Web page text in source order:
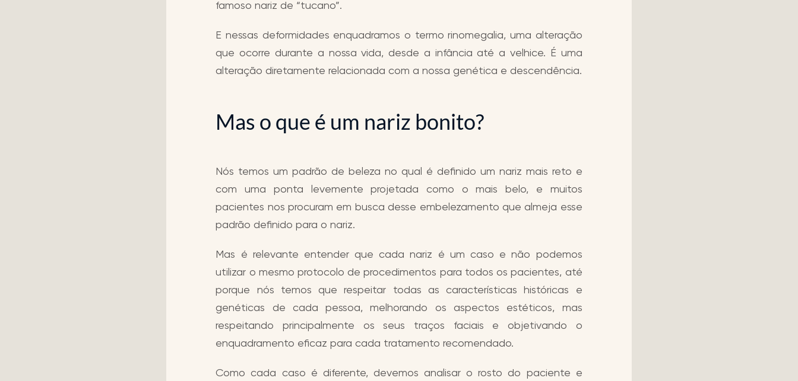
famoso nariz de “tucano”.
E nessas deformidades enquadramos o termo rinomegalia, uma alteração
que ocorre durante a nossa vida, desde a infância até a velhice. É uma
alteração diretamente relacionada com a nossa genética e descendência.
Mas o que é um nariz bonito?
Nós temos um padrão de beleza no qual é definido um nariz mais reto e
com uma ponta levemente projetada como o mais belo, e muitos
pacientes nos procuram em busca desse embelezamento que almeja esse
padrão definido para o nariz.
Mas é relevante entender que cada nariz é um caso e não podemos
utilizar o mesmo protocolo de procedimentos para todos os pacientes, até
porque nós temos que respeitar todas as características históricas e
genéticas de cada pessoa, melhorando os aspectos estéticos, mas
respeitando principalmente os seus traços faciais e objetivando o
enquadramento eficaz para cada tratamento recomendado.
Como cada caso é diferente, devemos analisar o rosto do paciente e